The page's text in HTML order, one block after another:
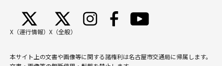
X（運行情報） X（全般）
本サイト上の文書や画像等に関する諸権利は名古屋市交通局に帰属します。